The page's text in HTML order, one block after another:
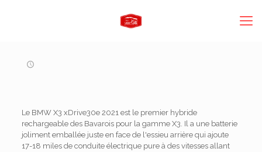
Le BMW X3 xDrive30e 2021 est le premier hybride
rechargeable des Bavarois pour la gamme X3. Il a une batterie
joliment emballée juste en face de l'essieu arrière qui ajoute
17-18 miles de conduite électrique pure à des vitesses allant